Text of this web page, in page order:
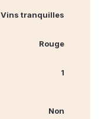
Vins tranquilles
Rouge
1
Non